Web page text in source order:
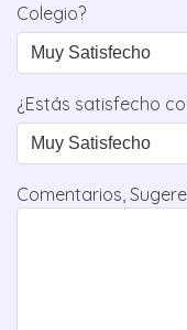
Colegio?
¿Estás satisfecho
Comentarios,